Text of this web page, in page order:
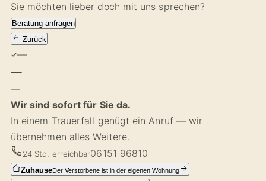
Sie möchten lieber doch mit uns sprechen?
Beratung anfragen
Zurück
—
—
—
Wir sind sofort für Sie da.
In einem Trauerfall genügt ein Anruf — wir
übernehmen alles Weitere.
24 Std. erreichbar06151 96810
ZuhauseDer Verstorbene ist in der eigenen Wohnung